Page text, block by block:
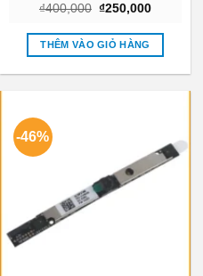
Ngay TPHCM
₫400,000 Giá
là:
₫400,000.
₫250,000Giá
tại
₫250,000.
THÊM VÀO GIỎ HÀNG
-46%